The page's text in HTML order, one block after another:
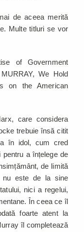
de aceea merită
Multe titluri se vor
of Government
We Hold
on the American
care considera
trebuie însă citit
în idol, cum cred
a înțelege de
de limită
nu este de la sine
nici a regelui,
În ceea ce îl
foarte atent la
îl completează